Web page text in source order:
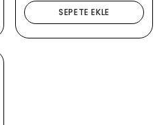
SEPETE EKLE